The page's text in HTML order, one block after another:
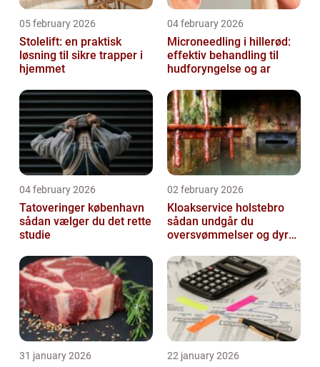
05 february 2026
Stolelift: en praktisk
løsning til sikre trapper i
hjemmet
04 february 2026
Microneedling i hillerød:
effektiv behandling til
hudforyngelse og ar
04 february 2026
Tatoveringer københavn
sådan vælger du det rette
studie
02 february 2026
Kloakservice holstebro
sådan undgår du
oversvømmelser og dyre
31 january 2026 22 january 2026